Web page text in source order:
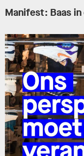
Manifest: Baas